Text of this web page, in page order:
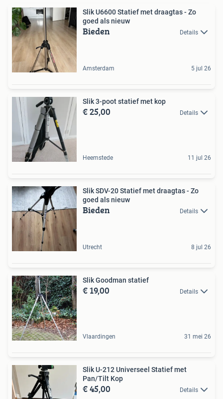
Slik U6600 Statief met draagtas - Zo
goed als nieuw
Bieden Details
Amsterdam 5 jul 26
Slik 3-poot statief met kop
€ 25,00 Details
Heemstede 11 jul 26
Slik SDV-20 Statief met draagtas - Zo
goed als nieuw
Bieden Details
Utrecht 8 jul 26
Slik Goodman statief
€ 19,00 Details
Vlaardingen 31 mei 26
Slik U-212 Universeel Statief met
Pan/Tilt Kop
€ 45,00 Details